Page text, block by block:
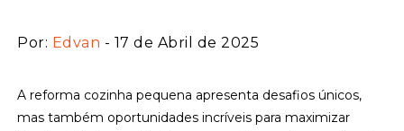
Por: Edvan - 17 de Abril de 2025
A reforma cozinha pequena apresenta desafios únicos,
mas também oportunidades incríveis para maximizar